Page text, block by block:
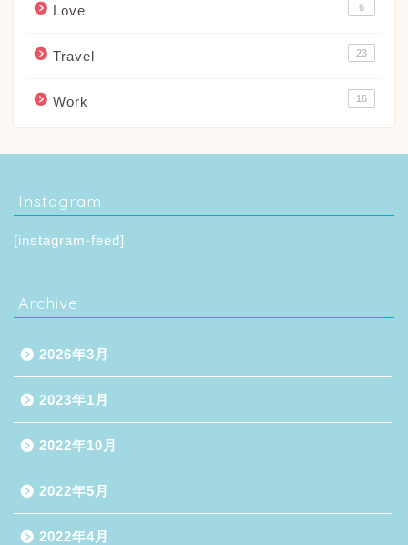
Love 6
Travel 23
Work 16
Instagram
[instagram-feed]
Archive
2026年3月
2023年1月
2022年10月
2022年5月
2022年4月